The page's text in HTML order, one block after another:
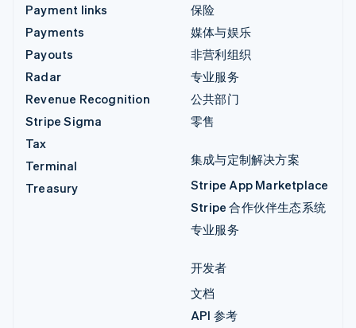
Payment links
Payments
Payouts
Radar
Revenue Recognition
Stripe Sigma
Tax
Terminal
Treasury
保险
媒体与娱乐
非营利组织
专业服务
公共部门
零售
集成与定制解决方案
Stripe App Marketplace
Stripe 合作伙伴生态系统
专业服务
开发者
文档
API 参考